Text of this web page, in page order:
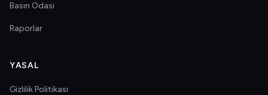
Basın Odası
Raporlar
YASAL
Gizlilik Politikası